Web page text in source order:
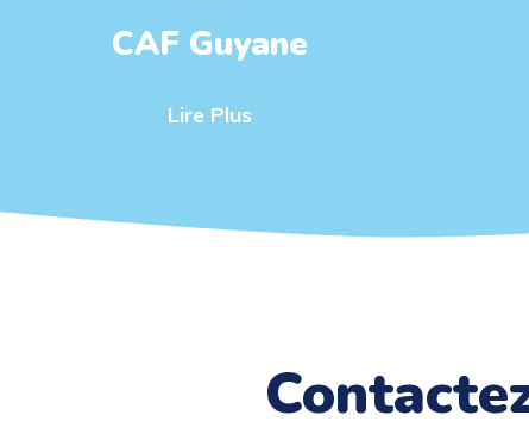
CAF Guyane
Lire Plus